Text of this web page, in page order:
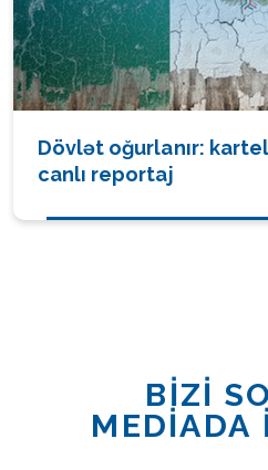
Dövlət oğurlanır:
canlı reportaj
BİZİ
MEDİADA